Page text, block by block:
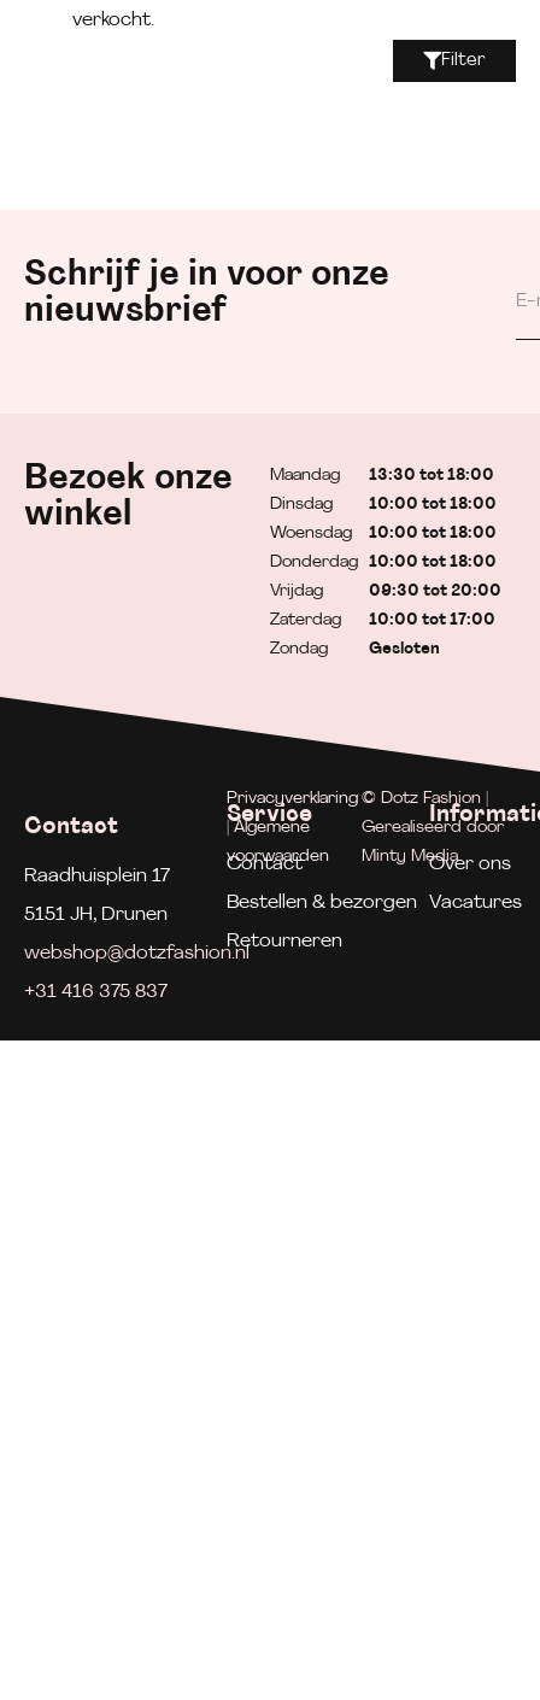
verkocht.
Filter
Schrijf je in voor onze
nieuwsbrief
Bezoek onze
winkel
Maandag
Dinsdag
Woensdag
Donderdag
Vrijdag
Zaterdag
Zondag
13:30 tot 18:00
10:00 tot 18:00
10:00 tot 18:00
10:00 tot 18:00
09:30 tot 20:00
10:00 tot 17:00
Gesloten
Contact
Raadhuisplein 17
5151 JH, Drunen
webshop@dotzfashion.nl
+31 416 375 837
Service
Contact
Bestellen & bezorgen
Retourneren
Over ons
Vacatures
Privacyverklaring
| Algemene
voorwaarden
© Dotz Fashion |
Gerealiseerd door
Minty Media